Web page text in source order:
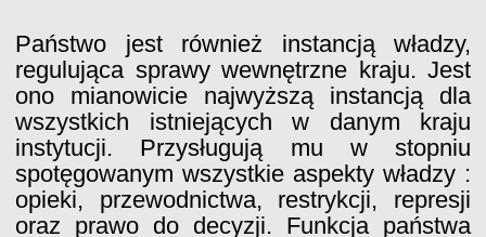
Państwo jest również instancją władzy,
regulująca sprawy wewnętrzne kraju. Jest
ono mianowicie najwyższą instancją dla
wszystkich istniejących w danym kraju
instytucji. Przysługują mu w stopniu
spotęgowanym wszystkie aspekty władzy :
opieki, przewodnictwa, restrykcji, represji
oraz prawo do decyzji. Funkcja państwa